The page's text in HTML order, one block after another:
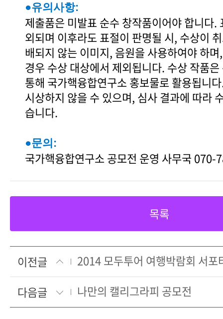
●유의사항:
제출품은 미발표 순수 창작품이어야 합니다.
외되며 이후라도 표절이 판명될 시, 수상이
배되지 않는 이미지, 음원을 사용하여야 하
경우 수상 대상에서 제외됩니다. 수상 작품
통해 국가핵융합연구소 홍보물로 활용됩니
시상하지 않을 수 있으며, 심사 결과에 따라
습니다.
●문의:
국가핵융합연구소 공모전 운영 사무국
목록
이전글
다음글
나만의 캘리그라피 공모전